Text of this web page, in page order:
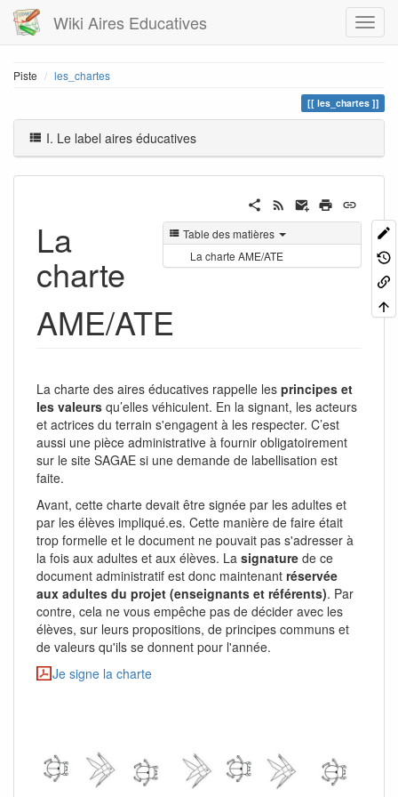
Wiki Aires Educatives
Piste les_chartes
les_chartes
I. Le label aires éducatives
Table des matières
La charte AME/ATE
La
charte
AME/ATE
La charte des aires éducatives rappelle les principes et
les valeurs qu’elles véhiculent. En la signant, les acteurs
et actrices du terrain s'engagent à les respecter. C’est
aussi une pièce administrative à fournir obligatoirement
sur le site SAGAE si une demande de labellisation est
faite.
Avant, cette charte devait être signée par les adultes et
par les élèves impliqué.es. Cette manière de faire était
trop formelle et le document ne pouvait pas s'adresser à
la fois aux adultes et aux élèves. La signature de ce
document administratif est donc maintenant réservée
aux adultes du projet (enseignants et référents). Par
contre, cela ne vous empêche pas de décider avec les
élèves, sur leurs propositions, de principes communs et
de valeurs qu'ils se donnent pour l'année.
Je signe la charte